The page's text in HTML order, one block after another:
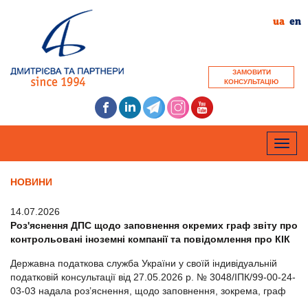
ЗАМОВИТИ
КОНСУЛЬТАЦІЮ
ua en
Toggle
НОВИНИ
14.07.2026
Роз'яснення ДПС щодо заповнення окремих граф звіту про
контрольовані іноземні компанії та повідомлення про КІК
Державна податкова служба України у своїй індивідуальній
податковій консультації від 27.05.2026 р. № 3048/ІПК/99-00-24-
03-03 надала роз’яснення, щодо заповнення, зокрема, граф